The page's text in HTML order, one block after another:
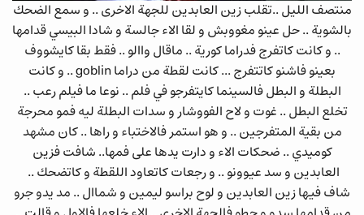
منتصف الليل ..تقلب زين العابدين للجهة الاخرى .. و سمع الضحك
بالشوية .. حل عينو مغووبش و لقا الاء جالسة و شادا البيسي قدامها
.. و كانت كاتفرج فدراما كورية .. ماقال واالو .. فقط بقا كايشووف
بعينو فاشنو كاتتفرج ... كانت لقطة من دراما goblin .. و كانت
البطلة و البطل فالسينما كايتفرجو في فلم .. نوعا ما فيلم رعب ..
تخلع البطل .. غوت و لاح الفووشار و سدات البطلة ليه فمو محرجة
من بقية المتفرجين .. و هو استمر فالاختباء و راها .. كان مشهد
كوميدي .. ضحكات الاء و دارت يدها على فمها.. شافت فزين
العابدين و سد عيوونو .. و رجعات كاتعاود اللقطة و كاتضحك ..
شاف فيها زين العابدين و لوح براسو ليمين و شماال .. مد يدو جرو